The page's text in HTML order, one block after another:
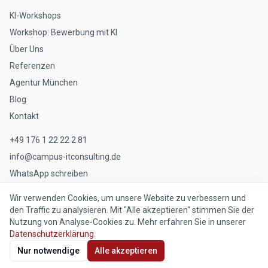
KI-Workshops
Workshop: Bewerbung mit KI
Über Uns
Referenzen
Agentur München
Blog
Kontakt
+49 176 1 22 22 2 81
info@campus-itconsulting.de
WhatsApp schreiben
©2026Campus IT Consulting GmbH. Alle Rechte vorbehalten.
Impressum
Wir verwenden Cookies, um unsere Website zu verbessern und
den Traffic zu analysieren. Mit "Alle akzeptieren" stimmen Sie der
Nutzung von Analyse-Cookies zu. Mehr erfahren Sie in unserer
Datenschutzerklärung
Nur notwendige
Alle akzeptieren